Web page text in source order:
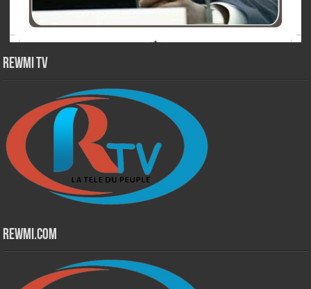
Rewmi TV
Rewmi.Com